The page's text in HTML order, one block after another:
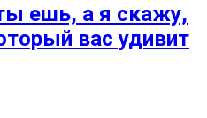
ешь, а я скажу,
вас удивит